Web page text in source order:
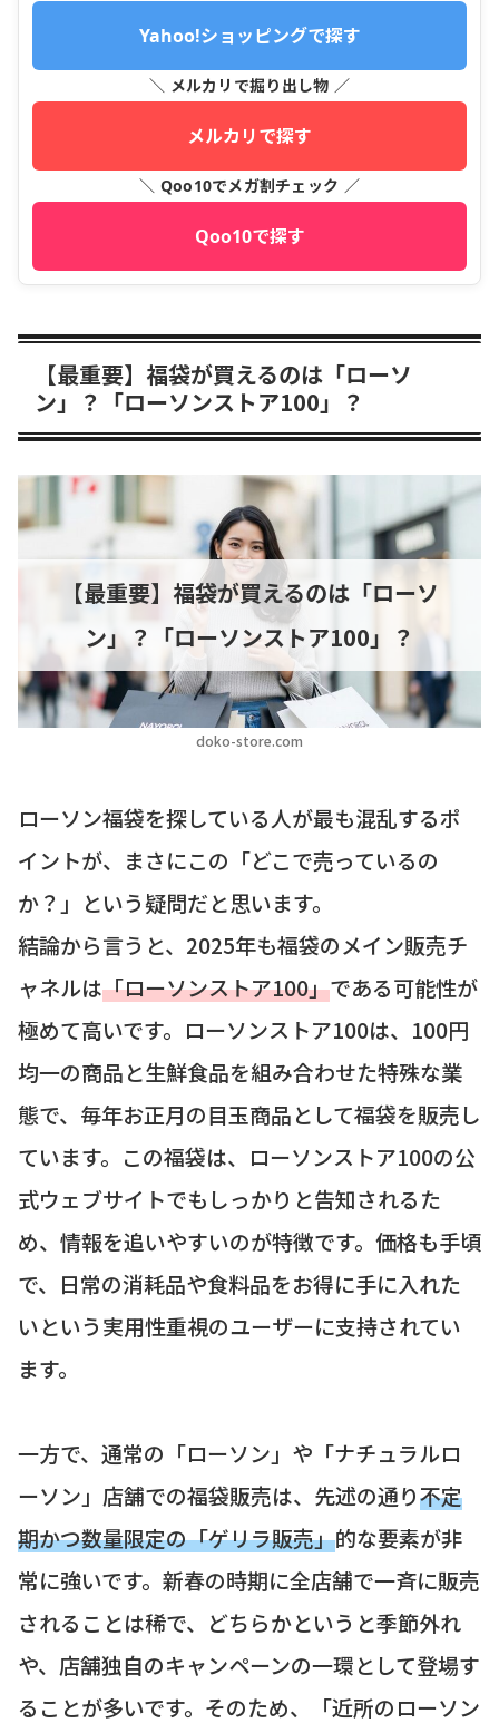
Yahoo!ショッピングで探す
＼ メルカリで掘り出し物 ／
メルカリで探す
＼ Qoo10でメガ割チェック ／
Qoo10で探す
【最重要】福袋が買えるのは「ローソ
ン」？「ローソンストア100」？
doko-store.com
【最重要】福袋が買えるのは「ローソ
ン」？「ローソンストア100」？
ローソン福袋を探している人が最も混乱するポ
イントが、まさにこの「どこで売っているの
か？」という疑問だと思います。
結論から言うと、2025年も福袋のメイン販売チ
ャネルは「ローソンストア100」である可能性が
極めて高いです。ローソンストア100は、100円
均一の商品と生鮮食品を組み合わせた特殊な業
態で、毎年お正月の目玉商品として福袋を販売し
ています。この福袋は、ローソンストア100の公
式ウェブサイトでもしっかりと告知されるた
め、情報を追いやすいのが特徴です。価格も手頃
で、日常の消耗品や食料品をお得に手に入れた
いという実用性重視のユーザーに支持されてい
ます。
一方で、通常の「ローソン」や「ナチュラルロ
ーソン」店舗での福袋販売は、先述の通り不定
期かつ数量限定の「ゲリラ販売」的な要素が非
常に強いです。新春の時期に全店舗で一斉に販売
されることは稀で、どちらかというと季節外れ
や、店舗独自のキャンペーンの一環として登場す
ることが多いです。そのため、「近所のローソン